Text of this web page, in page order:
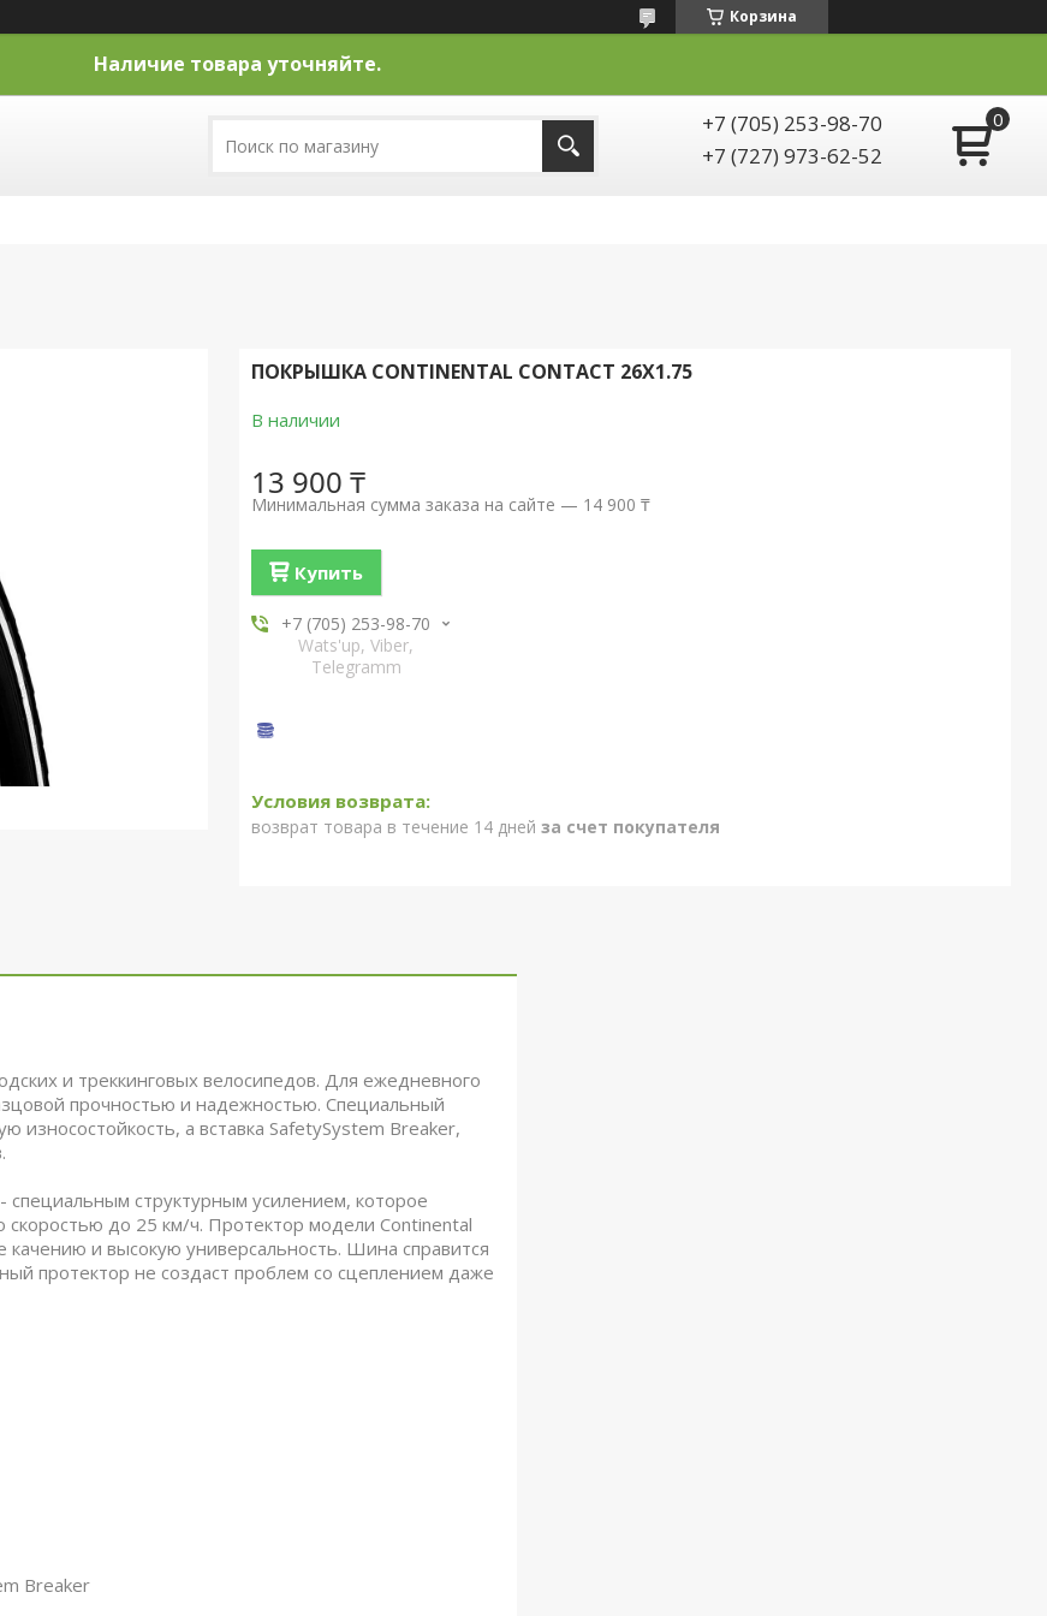
Корзина
Наличие товара уточняйте.
+7 (705) 253-98-70
+7 (727) 973-62-52
ПОКРЫШКА CONTINENTAL CONTACT 26X1.75
В наличии
13 900 ₸
Минимальная сумма заказа на сайте — 14 900 ₸
Купить
+7 (705) 253-98-70
Wats'up, Viber,
Telegramm
возврат товара в течение 14 дней за счет покупателя
и треккинговых велосипедов. Для ежедневного
прочностью и надежностью. Специальный
износостойкость, а вставка SafetySystem Breaker,
структурным усилением, которое
скоростью до 25 км/ч. Протектор модели Continental
качению и высокую универсальность. Шина справится
протектор не создаст проблем со сцеплением даже
Breaker